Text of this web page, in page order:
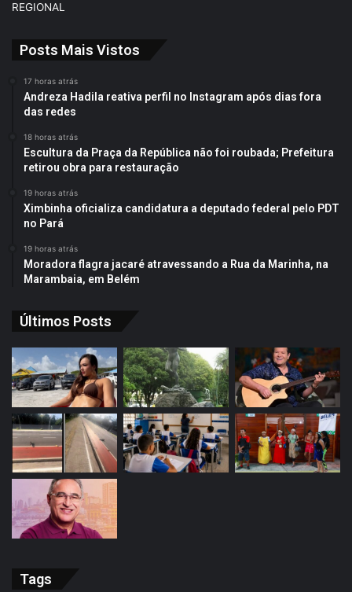
REGIONAL
Posts Mais Vistos
17 horas atrás
Andreza Hadila reativa perfil no Instagram após dias fora
das redes
18 horas atrás
Escultura da Praça da República não foi roubada; Prefeitura
retirou obra para restauração
19 horas atrás
Ximbinha oficializa candidatura a deputado federal pelo PDT
no Pará
19 horas atrás
Moradora flagra jacaré atravessando a Rua da Marinha, na
Marambaia, em Belém
Últimos Posts
Tags